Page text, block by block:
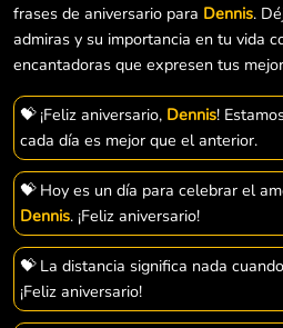
frases de aniversario para Dennis.
admiras y su importancia en tu vida
encantadoras que expresen tus
💝 ¡Feliz aniversario, Dennis!
cada día es mejor que el anterior.
💝 Hoy es un día para celebrar el
Dennis. ¡Feliz aniversario!
💝 La distancia significa nada
¡Feliz aniversario!